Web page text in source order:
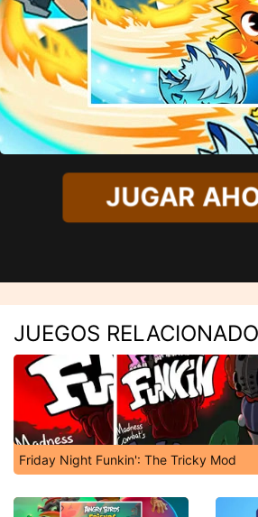
JUGAR
JUEGOS
Friday Night Funkin': The Tricky Mod